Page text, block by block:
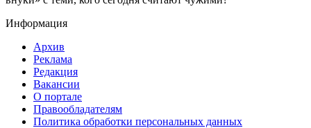
Информация
Архив
Реклама
Редакция
Вакансии
О портале
Правообладателям
Политика обработки персональных данных